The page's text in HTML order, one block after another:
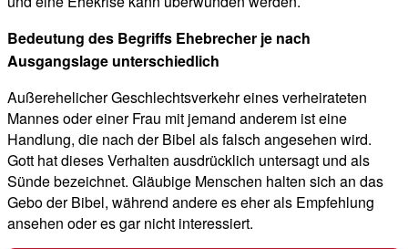
Bedeutung des Begriffs Ehebrecher je nach
Ausgangslage unterschiedlich
Außerehelicher Geschlechtsverkehr eines verheirateten
Mannes oder einer Frau mit jemand anderem ist eine
Handlung, die nach der Bibel als falsch angesehen wird.
Gott hat dieses Verhalten ausdrücklich untersagt und als
Sünde bezeichnet. Gläubige Menschen halten sich an das
Gebo der Bibel, während andere es eher als Empfehlung
ansehen oder es gar nicht interessiert.